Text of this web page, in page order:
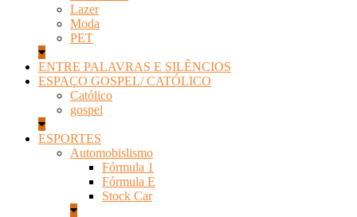
Lazer
Moda
PET
ENTRE PALAVRAS E SILÊNCIOS
ESPAÇO GOSPEL/ CATÓLICO
Católico
gospel
ESPORTES
Automobislismo
Fórmula 1
Fórmula E
Stock Car